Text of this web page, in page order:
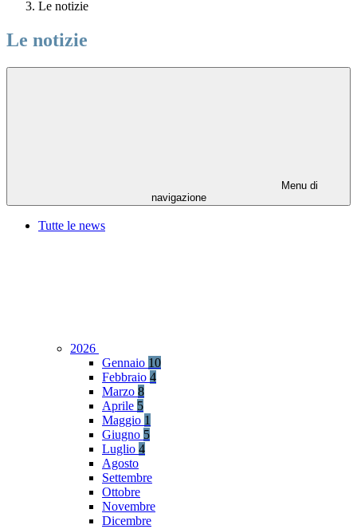
Le notizie
Le notizie
Menu di
navigazione
Tutte le news
2026
Gennaio 10
Febbraio 4
Marzo 8
Aprile 5
Maggio 1
Giugno 5
Luglio 4
Agosto
Settembre
Ottobre
Novembre
Dicembre